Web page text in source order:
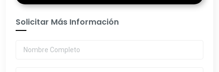
Solicitar Más Información